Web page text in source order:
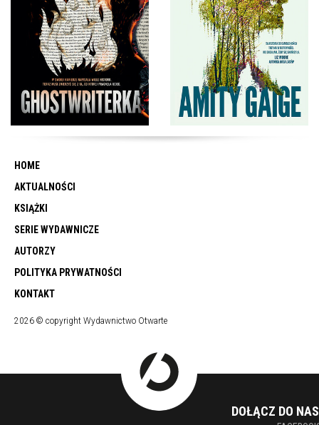
HOME
AKTUALNOŚCI
KSIĄŻKI
SERIE WYDAWNICZE
AUTORZY
POLITYKA PRYWATNOŚCI
KONTAKT
2026 © copyright Wydawnictwo Otwarte
DOŁĄCZ DO NAS